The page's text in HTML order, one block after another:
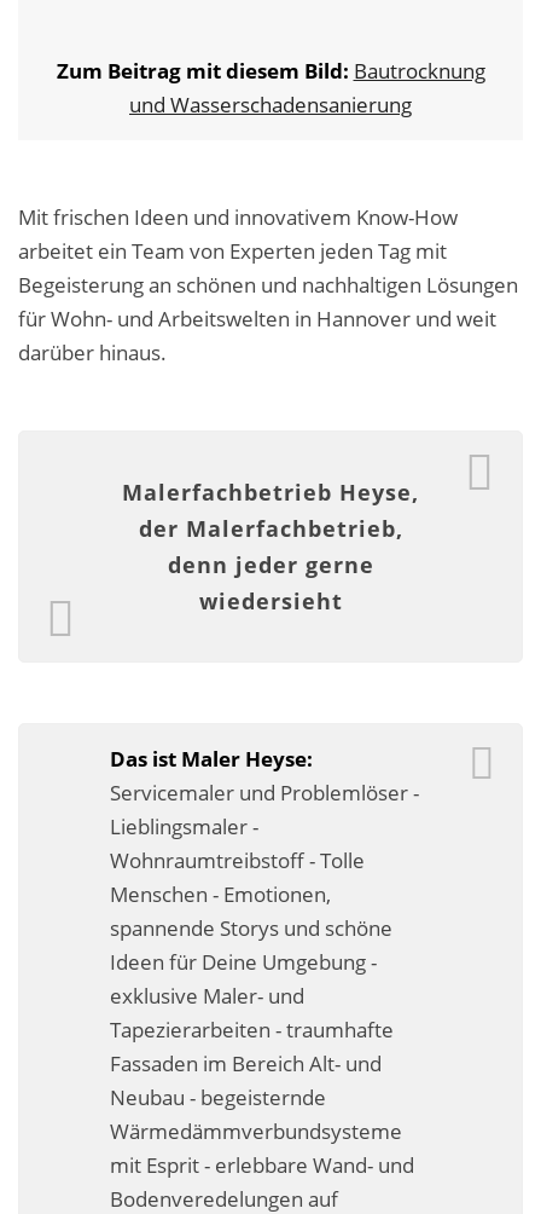
Stellenangebote: Maler-Facharbeiter gesucht
Altbausanierung
Bodenbeläge & Designböden
Echtmetalloptik
Fassadensanierung
Rostoptik
Tapezierarbeiten
Wandbegrünungen
Wärmedämmung / WDVS
Service ›
Entspannter Urlaubsservice
Business-Lösungen
Premium-Lösungen
Zum Beitrag mit diesem Bild: Bautrocknung
und Wasserschadensanierung
Mit frischen Ideen und innovativem Know-How
arbeitet ein Team von Experten jeden Tag mit
Begeisterung an schönen und nachhaltigen Lösungen
für Wohn- und Arbeitswelten in Hannover und weit
darüber hinaus.
Malerfachbetrieb Heyse,
der Malerfachbetrieb,
denn jeder gerne
wiedersieht
Das ist Maler Heyse:
Servicemaler und Problemlöser -
Lieblingsmaler -
Wohnraumtreibstoff - Tolle
Menschen - Emotionen,
spannende Storys und schöne
Ideen für Deine Umgebung -
exklusive Maler- und
Tapezierarbeiten - traumhafte
Fassaden im Bereich Alt- und
Neubau - begeisternde
Wärmedämmverbundsysteme
mit Esprit - erlebbare Wand- und
Bodenveredelungen auf